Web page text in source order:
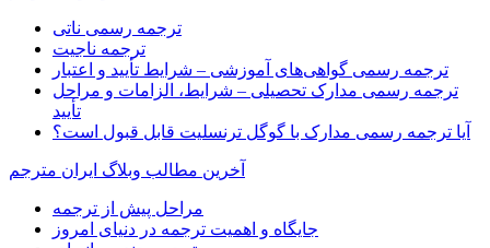
ترجمه رسمی ناتی
ترجمه ناجیت
ترجمه رسمی گواهی‌های آموزشی – شرایط تأیید و اعتبار
ترجمه رسمی مدارک تحصیلی – شرایط، الزامات و مراحل
تأیید
آیا ترجمه رسمی مدارک با گوگل ترنسلیت قابل قبول است؟
آخرین مطالب وبلاگ ایران مترجم
مراحل پیش از ترجمه
جایگاه و اهمیت ترجمه در دنیای امروز